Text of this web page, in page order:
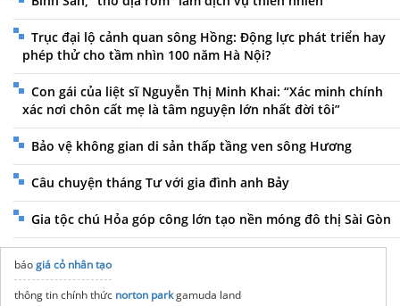
Trục đại lộ cảnh quan sông Hồng: Động lực phát triển hay
phép thử cho tầm nhìn 100 năm Hà Nội?
Con gái của liệt sĩ Nguyễn Thị Minh Khai: “Xác minh chính
xác nơi chôn cất mẹ là tâm nguyện lớn nhất đời tôi”
Bảo vệ không gian di sản thấp tầng ven sông Hương
Câu chuyện tháng Tư với gia đình anh Bảy
Gia tộc chú Hỏa góp công lớn tạo nền móng đô thị Sài Gòn
báogiá cỏ nhân tạo
thông tin chính thức norton parkgamuda land